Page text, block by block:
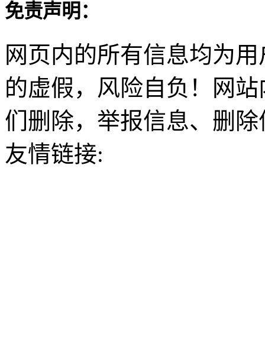
免责声明：
网页内的所有信息均为
的虚假，风险自负！网
们删除，举报信息、删
友情链接: